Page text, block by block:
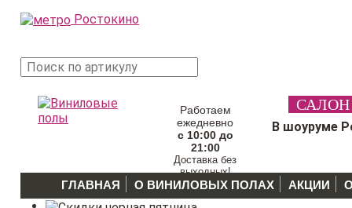
Ростокино
товара
Работаем
ежедневно
с 10:00 до
21:00
Доставка без
выходных!
В шоуруме
ГЛАВНАЯ О ВИНИЛОВЫХ ПОЛАХ АКЦИИ